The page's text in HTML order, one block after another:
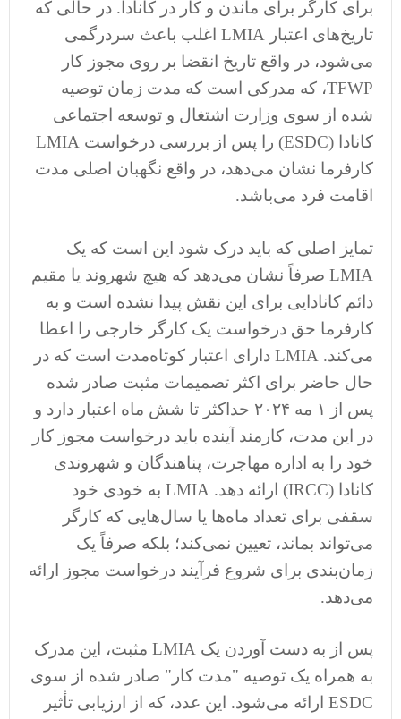
برای کارگر برای ماندن و کار در کانادا. در حالی که
تاریخ‌های اعتبار LMIA اغلب باعث سردرگمی
می‌شود، در واقع تاریخ انقضا بر روی مجوز کار
TFWP، که مدرکی است که مدت زمان توصیه
شده از سوی وزارت اشتغال و توسعه اجتماعی
کانادا (ESDC) را پس از بررسی درخواست LMIA
کارفرما نشان می‌دهد، در واقع نگهبان اصلی مدت
اقامت فرد می‌باشد.
تمایز اصلی که باید درک شود این است که یک
LMIA صرفاً نشان می‌دهد که هیچ شهروند یا مقیم
دائم کانادایی برای این نقش پیدا نشده است و به
کارفرما حق درخواست یک کارگر خارجی را اعطا
می‌کند. LMIA دارای اعتبار کوتاه‌مدت است که در
حال حاضر برای اکثر تصمیمات مثبت صادر شده
پس از ۱ مه ۲۰۲۴ حداکثر تا شش ماه اعتبار دارد و
در این مدت، کارمند آینده باید درخواست مجوز کار
خود را به اداره مهاجرت، پناهندگان و شهروندی
کانادا (IRCC) ارائه دهد. LMIA به خودی خود
سقفی برای تعداد ماه‌ها یا سال‌هایی که کارگر
می‌تواند بماند، تعیین نمی‌کند؛ بلکه صرفاً یک
زمان‌بندی برای شروع فرآیند درخواست مجوز ارائه
می‌دهد.
پس از به دست آوردن یک LMIA مثبت، این مدرک
به همراه یک توصیه "مدت کار" صادر شده از سوی
ESDC ارائه می‌شود. این عدد، که از ارزیابی تأثیر